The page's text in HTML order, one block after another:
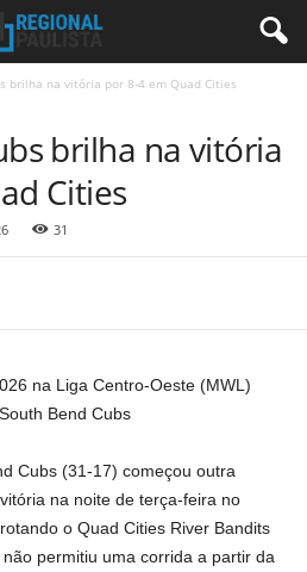
brilha na vitória por 8-4 em Quad Cities
brilha na vitória
Cities
31
na Liga Centro-Oeste (MWL)
Bend Cubs
Cubs (31-17) começou outra
na noite de terça-feira no
o Quad Cities River Bandits
permitiu uma corrida a partir da